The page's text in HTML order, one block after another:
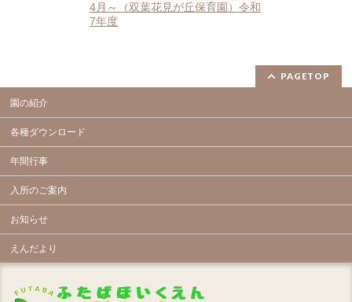
PAGETOP
園の紹介
各種ダウンロード
年間行事
入所のご案内
お知らせ
えんだより